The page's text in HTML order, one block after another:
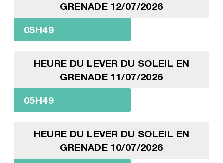
GRENADE 12/07/2026
05H49
HEURE DU LEVER DU SOLEIL EN
GRENADE 11/07/2026
05H49
HEURE DU LEVER DU SOLEIL EN
GRENADE 10/07/2026